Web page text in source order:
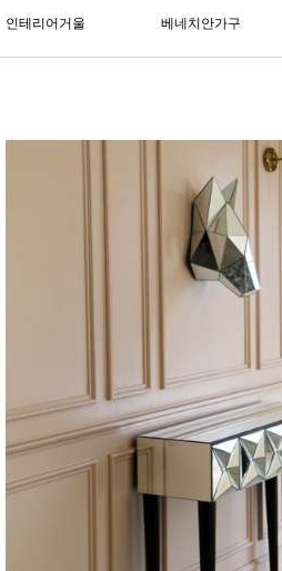
인테리어거울 베네치안가구